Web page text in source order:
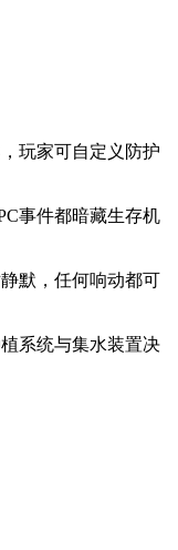
玩家可自定义防护
事件都暗藏生存机
默，任何响动都可
系统与集水装置决